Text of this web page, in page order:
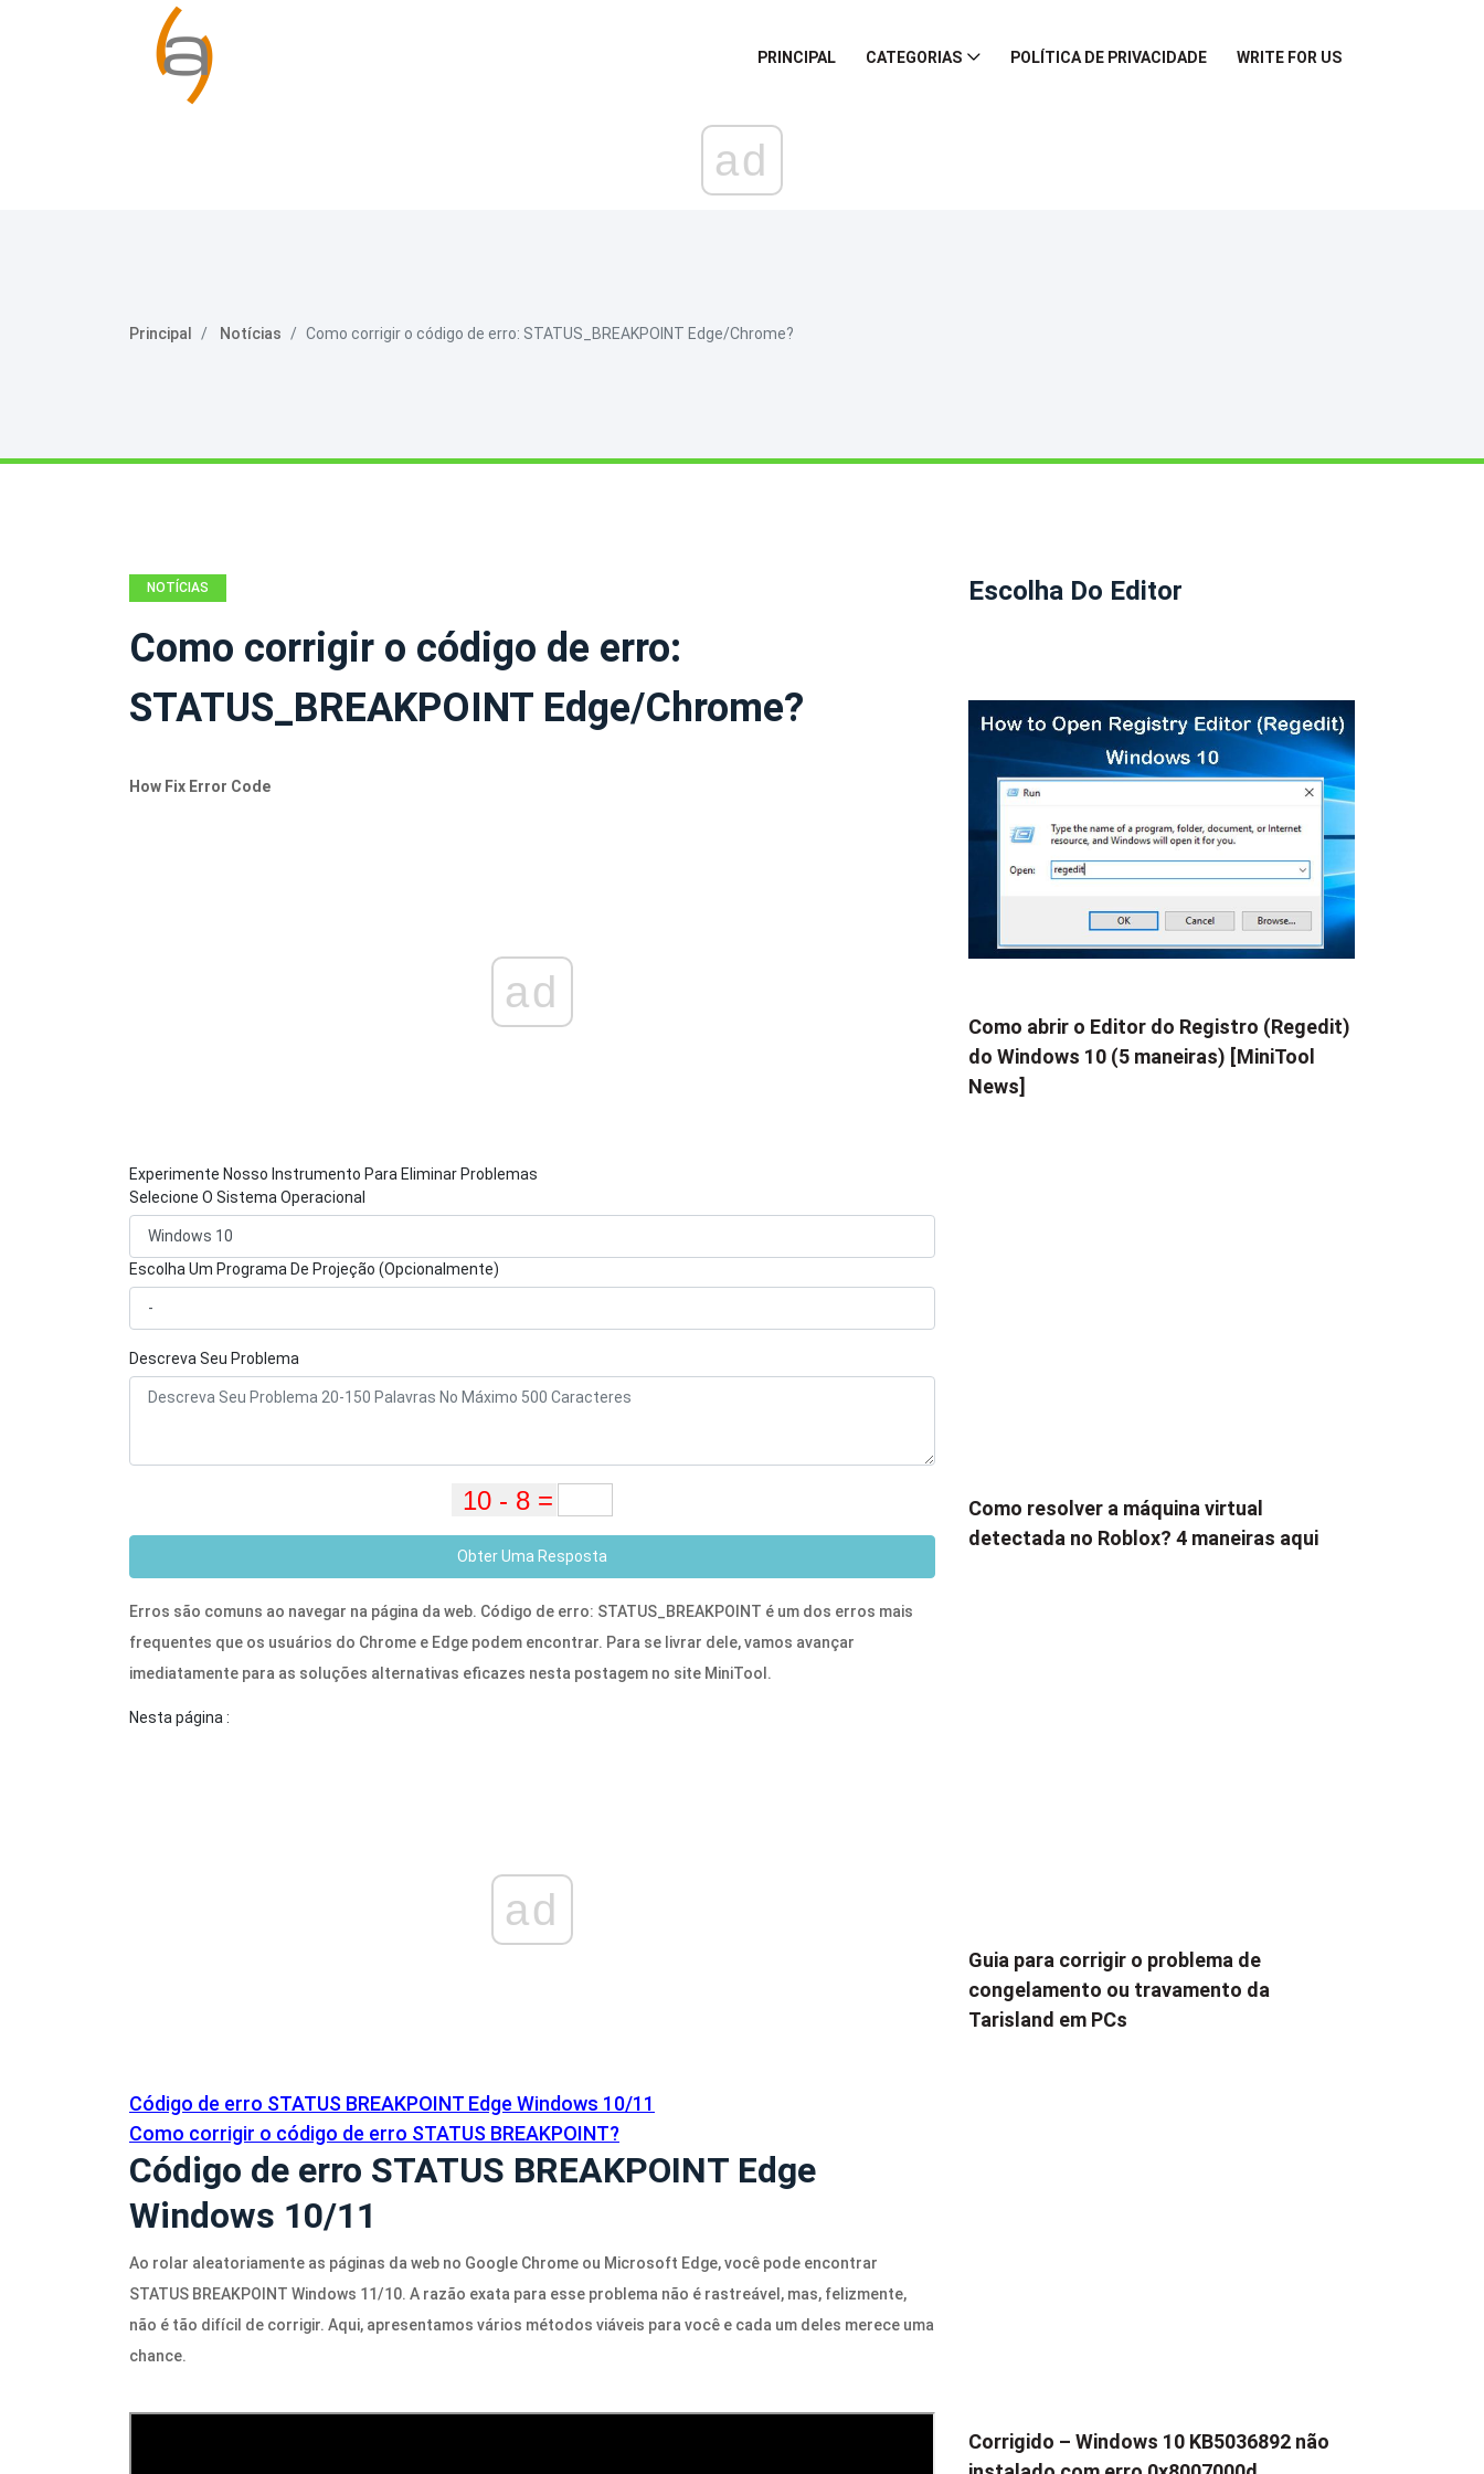
PRINCIPAL CATEGORIAS POLÍTICA DE PRIVACIDADE WRITE FOR US
ad
Principal Notícias Como corrigir o código de erro: STATUS_BREAKPOINT Edge/Chrome?
NOTÍCIAS
Como corrigir o código de erro:
STATUS_BREAKPOINT Edge/Chrome?
How Fix Error Code
ad
Experimente Nosso Instrumento Para Eliminar Problemas
Selecione O Sistema Operacional
Escolha Um Programa De Projeção (Opcionalmente)
Descreva Seu Problema
Obter Uma Resposta
Erros são comuns ao navegar na página da web. Código de erro: STATUS_BREAKPOINT é um dos erros mais
frequentes que os usuários do Chrome e Edge podem encontrar. Para se livrar dele, vamos avançar
imediatamente para as soluções alternativas eficazes nesta postagem no site MiniTool.
Nesta página :
ad
Código de erro STATUS BREAKPOINT Edge Windows 10/11
Como corrigir o código de erro STATUS BREAKPOINT?
Código de erro STATUS BREAKPOINT Edge
Windows 10/11
Ao rolar aleatoriamente as páginas da web no Google Chrome ou Microsoft Edge, você pode encontrar
STATUS BREAKPOINT Windows 11/10. A razão exata para esse problema não é rastreável, mas, felizmente,
não é tão difícil de corrigir. Aqui, apresentamos vários métodos viáveis ​​para você e cada um deles merece uma
chance.
Escolha Do Editor
Como abrir o Editor do Registro (Regedit)
do Windows 10 (5 maneiras) [MiniTool
News]
Como resolver a máquina virtual
detectada no Roblox? 4 maneiras aqui
Guia para corrigir o problema de
congelamento ou travamento da
Tarisland em PCs
Corrigido – Windows 10 KB5036892 não